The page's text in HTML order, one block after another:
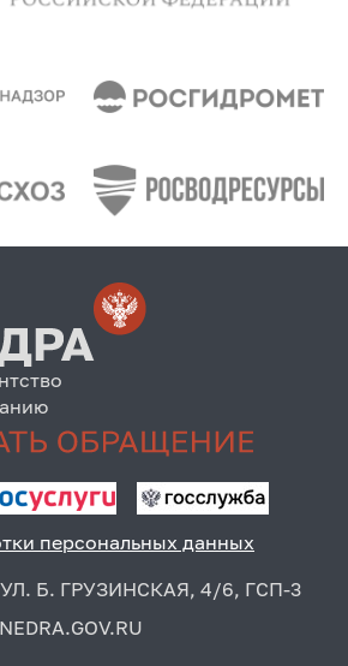
персональных данных
Б. ГРУЗИНСКАЯ, 4/6, ГСП-3